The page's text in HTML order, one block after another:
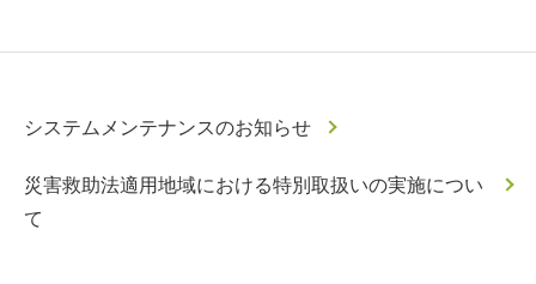
システムメンテナンスのお知らせ
災害救助法適用地域における特別取扱いの実施につい
て